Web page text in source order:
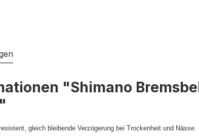
"Shimano
gleich bleibende Verzögerung bei Trockenheit und